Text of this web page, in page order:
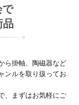
ら掛軸、陶磁器など
ンルを取り扱ってお
、まずはお気軽にご